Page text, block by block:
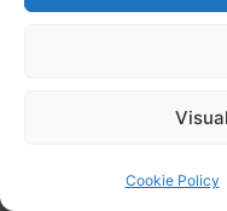
Cookie Policy
Sala d’Ercole
“Norma